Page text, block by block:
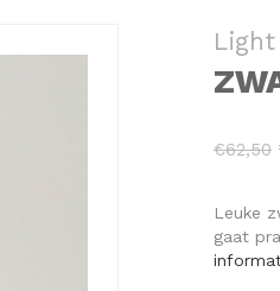
€62,50
Leuke
gaat